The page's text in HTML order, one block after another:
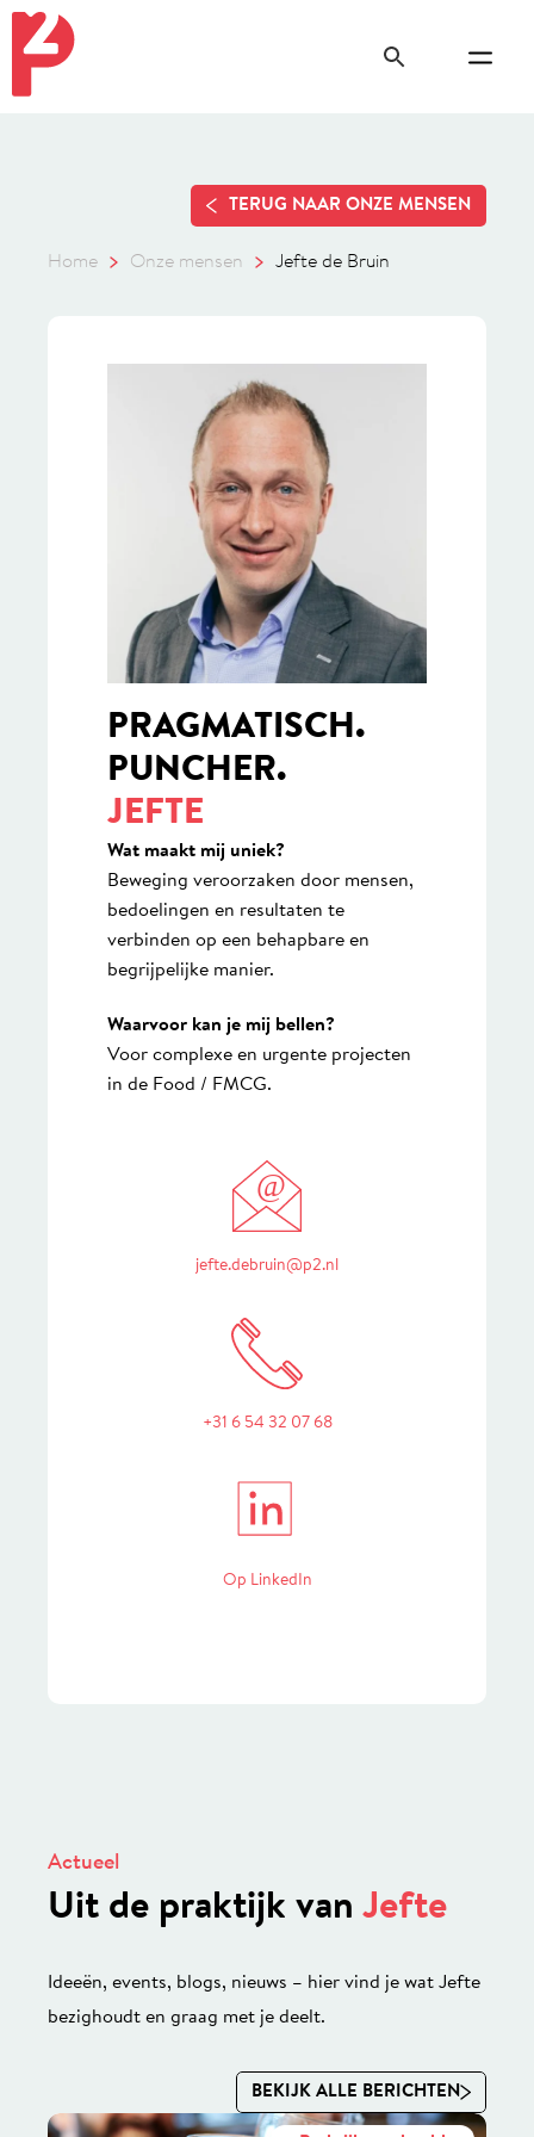
TERUG NAAR ONZE MENSEN
Home Onze mensen Jefte de Bruin
PRAGMATISCH.
PUNCHER.
JEFTE
Wat maakt mij uniek?
Beweging veroorzaken door mensen,
bedoelingen en resultaten te
verbinden op een behapbare en
begrijpelijke manier.
Waarvoor kan je mij bellen?
Voor complexe en urgente projecten
in de Food / FMCG.
@
jefte.debruin@p2.nl
+31 6 54 32 07 68
in
Op LinkedIn
Actueel
Uit de praktijk van Jefte
Ideeën, events, blogs, nieuws – hier vind je wat Jefte
bezighoudt en graag met je deelt.
BEKIJK ALLE BERICHTEN